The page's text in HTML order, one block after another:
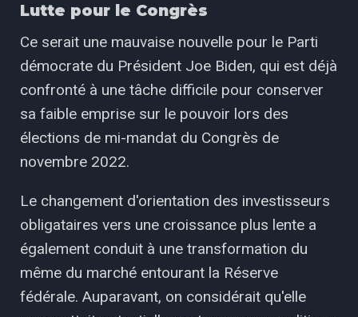
Lutte pour le Congrès
Ce serait une mauvaise nouvelle pour le Parti
démocrate du Président Joe Biden, qui est déjà
confronté à une tâche difficile pour conserver
sa faible emprise sur le pouvoir lors des
élections de mi-mandat du Congrès de
novembre 2022.
Le changement d'orientation des investisseurs
obligataires vers une croissance plus lente a
également conduit à une transformation du
même du marché entourant la Réserve
fédérale. Auparavant, on considérait qu'elle